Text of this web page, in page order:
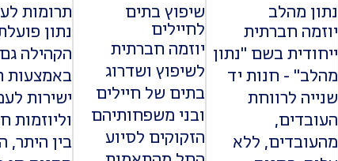
נתון מהלב
יוזמה חברתית
ייחודית בשם "נתון
מהלב" - חנות יד
שנייה לרווחת
העובדים,
מהעובדים, ללא
שיפוץ בתים
לחיילים
יוזמה חברתית
לשיפוץ ושדרוג
בתים של חיילים
ובני משפחותיהם
הזקוקים לסיוע
תרומות
נתון
הקהילה גם
באמצעות
ישירות
וליוזמות
בין היתר,